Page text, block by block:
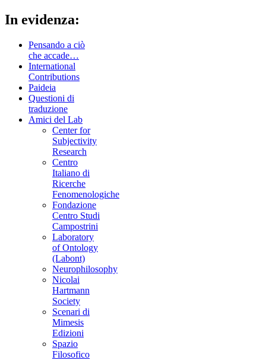
In evidenza:
Pensando a ciò
che accade…
International
Contributions
Paideia
Questioni di
traduzione
Amici del Lab
Center for
Subjectivity
Research
Centro
Italiano di
Ricerche
Fenomenologiche
Fondazione
Centro Studi
Campostrini
Laboratory
of Ontology
(Labont)
Neurophilosophy
Nicolai
Hartmann
Society
Scenari di
Mimesis
Edizioni
Spazio
Filosofico